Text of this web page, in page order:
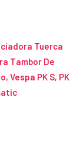
Tuerca
Tambor De
Vespa PK S, PK